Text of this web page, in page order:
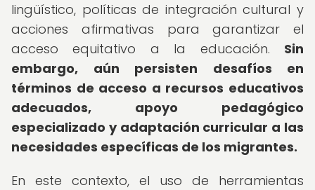
lingüístico, políticas de integración cultural y
acciones afirmativas para garantizar el
acceso equitativo a la educación. Sin
embargo, aún persisten desafíos en
términos de acceso a recursos educativos
adecuados, apoyo pedagógico
especializado y adaptación curricular a las
necesidades específicas de los migrantes.
En este contexto, el uso de herramientas